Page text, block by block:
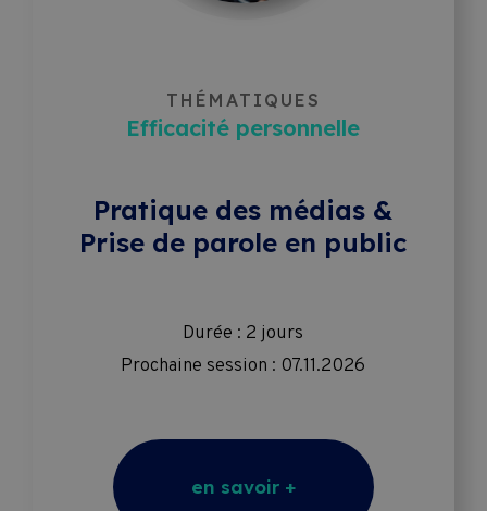
THÉMATIQUES
Efficacité personnelle
Pratique des médias &
Prise de parole en public
Durée : 2 jours
Prochaine session : 07.11.2026
en savoir +